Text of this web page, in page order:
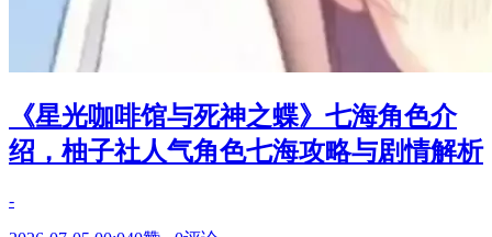
《星光咖啡馆与死神之蝶》七海角色介
绍，柚子社人气角色七海攻略与剧情解析
-